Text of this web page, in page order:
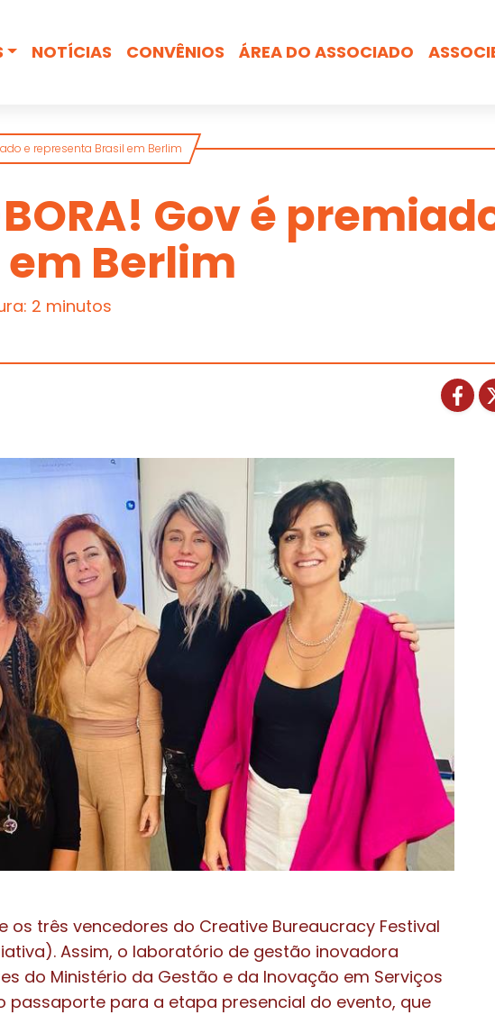
NOTÍCIAS CONVÊNIOS ÁREA DO ASSOCIADO
Busca
e representa Brasil em Berlim
Gov é
Berlim
2 minutos
os três vencedores do Creative Bureaucracy Festival
Assim, o laboratório de gestão inovadora
do Ministério da Gestão e da Inovação em Serviços
passaporte para a etapa presencial do evento, que